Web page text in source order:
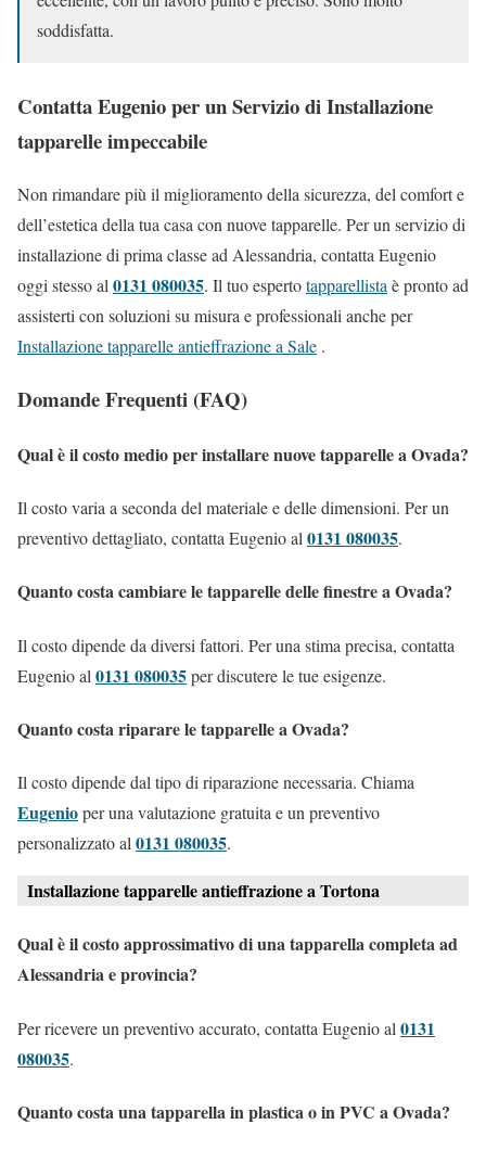
soddisfatta.
Contatta Eugenio per un Servizio di Installazione
tapparelle impeccabile
Non rimandare più il miglioramento della sicurezza, del comfort e
dell’estetica della tua casa con nuove tapparelle. Per un servizio di
installazione di prima classe ad Alessandria, contatta Eugenio
oggi stesso al 0131 080035. Il tuo espertotapparellista è pronto ad
assisterti con soluzioni su misura e professionali anche per
Installazione tapparelle antieffrazione a Sale .
Domande Frequenti (FAQ)
Qual è il costo medio per installare nuove tapparelle a Ovada?
Il costo varia a seconda del materiale e delle dimensioni. Per un
preventivo dettagliato, contatta Eugenio al 0131 080035.
Quanto costa cambiare le tapparelle delle finestre a Ovada?
Il costo dipende da diversi fattori. Per una stima precisa, contatta
Eugenio al 0131 080035per discutere le tue esigenze.
Quanto costa riparare le tapparelle a Ovada?
Il costo dipende dal tipo di riparazione necessaria. Chiama
Eugenioper una valutazione gratuita e un preventivo
personalizzato al 0131 080035.
Installazione tapparelle antieffrazione a Tortona
Qual è il costo approssimativo di una tapparella completa ad
Alessandria e provincia?
Per ricevere un preventivo accurato, contatta Eugenio al 0131
080035.
Quanto costa una tapparella in plastica o in PVC a Ovada?